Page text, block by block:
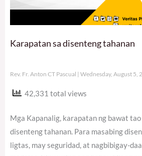
Karapatan sa disenteng tahanan
Rev. Fr. Anton CT Pascual Wednesday, August 5,
42,331 total views
Mga Kapanalig, karapatan ng bawat
disenteng tahanan. Para masabing
ligtas, may seguridad, at nagbibigay-